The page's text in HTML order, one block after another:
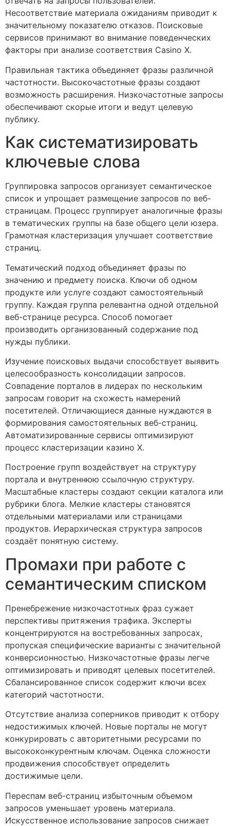
Несоответствие материала ожиданиям приводит к
значительному показателю отказов. Поисковые
сервисов принимают во внимание поведенческих
факторы при анализе соответствия Casino X.
Правильная тактика объединяет фразы различной
частотности. Высокочастотные фразы создают
возможность расширения. Низкочастотные запросы
обеспечивают скорые итоги и ведут целевую
публику.
Как систематизировать
ключевые слова
Группировка запросов организует семантическое
список и упрощает размещение запросов по веб-
страницам. Процесс группирует аналогичные фразы
в тематических группы на базе общего цели юзера.
Грамотная кластеризация улучшает соответствие
страниц.
Тематический подход объединяет фразы по
значению и предмету поиска. Ключи об одном
продукте или услуге создают самостоятельный
группу. Каждая группа релевантна одной отдельной
веб-странице ресурса. Способ помогает
производить организованный содержание под
нужды публики.
Изучение поисковых выдачи способствует выявить
целесообразность консолидации запросов.
Совпадение порталов в лидерах по нескольким
запросам говорит на схожесть намерений
посетителей. Отличающиеся данные нуждаются в
формирования самостоятельных веб-страниц.
Автоматизированные сервисы оптимизируют
процесс кластеризации казино Х.
Построение групп воздействует на структуру
портала и внутреннюю ссылочную структуру.
Масштабные кластеры создают секции каталога или
рубрики блога. Мелкие кластеры становятся
отдельными материалами или страницами
продуктов. Иерархическая структура запросов
создаёт понятную систему.
Промахи при работе с
семантическим списком
Пренебрежение низкочастотных фраз сужает
перспективы притяжения трафика. Эксперты
концентрируются на востребованных запросах,
пропуская специфические варианты с значительной
конверсионностью. Низкочастотные фразы легче
оптимизировать и приводят целевых посетителей.
Сбалансированное список содержит ключи всех
категорий частотности.
Отсутствие анализа соперников приводит к отбору
недостижимых ключей. Новые порталы не могут
конкурировать с авторитетными ресурсами по
высококонкурентным ключам. Оценка сложности
продвижения способствует определить
достижимые цели.
Переспам веб-страниц избыточным объемом
запросов уменьшает уровень материала.
Искусственное использование запросов снижает